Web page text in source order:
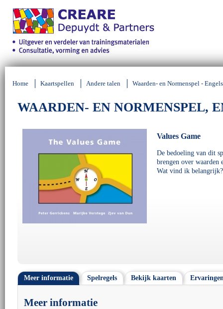
Home Kaartspellen Andere talen Waarden- en Normenspel - Engels
WAARDEN- EN NORMENSPEL,
Values Game
De bedoeling van dit
brengen over waarden
Wat vind ik belangrijk?
Meer informatie Spelregels Bekijk kaarten
Meer informatie